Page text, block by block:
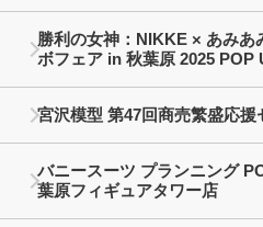
勝利の女神：NIKKE × あみあ
ボフェア in 秋葉原 2025 POP
宮沢模型 第47回商売繁盛応援
バニースーツ プランニング
葉原フィギュアタワー店